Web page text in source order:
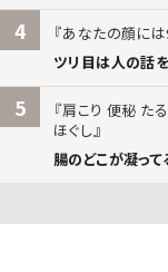
4
あなたの顔に
ツリ目は人の話
5
肩こり 便秘 た
ほぐし
腸のどこが凝って